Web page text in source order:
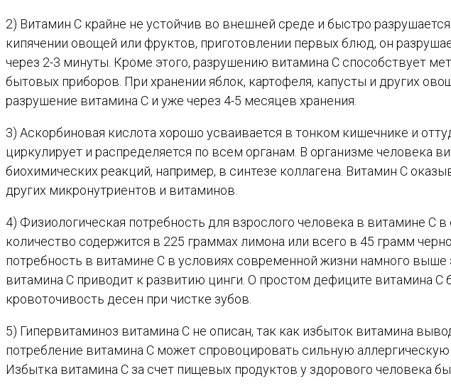
2) Витамин С крайне не устойчив во внешней среде и быстро
кипячении овощей или фруктов, приготовлении первых блюд, он
через 2-3 минуты. Кроме этого, разрушению витамина С способствует
бытовых приборов. При хранении яблок, картофеля, капусты и других
разрушение витамина С и уже через 4-5 месяцев хранения.
3) Аскорбиновая кислота хорошо усваивается в тонком кишечнике и
циркулирует и распределяется по всем органам. В организме человека
биохимических реакций, например, в синтезе коллагена. Витамин С
других микронутриентов и витаминов.
4) Физиологическая потребность для взрослого человека в витамине С
количество содержится в 225 граммах лимона или всего в 45 грамм
потребность в витамине С в условиях современной жизни намного выше
витамина С приводит к развитию цинги. О простом дефиците витамина С
кровоточивость десен при чистке зубов.
5) Гипервитаминоз витамина С не описан, так как избыток витамина
потребление витамина С может спровоцировать сильную
Избытка витамина С за счет пищевых продуктов у здорового человека